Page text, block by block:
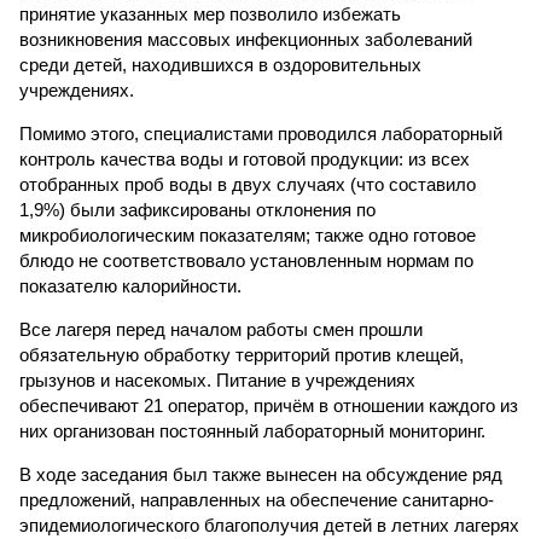
принятие указанных мер позволило избежать
возникновения массовых инфекционных заболеваний
среди детей, находившихся в оздоровительных
учреждениях.
Помимо этого, специалистами проводился лабораторный
контроль качества воды и готовой продукции: из всех
отобранных проб воды в двух случаях (что составило
1,9%) были зафиксированы отклонения по
микробиологическим показателям; также одно готовое
блюдо не соответствовало установленным нормам по
показателю калорийности.
Все лагеря перед началом работы смен прошли
обязательную обработку территорий против клещей,
грызунов и насекомых. Питание в учреждениях
обеспечивают 21 оператор, причём в отношении каждого из
них организован постоянный лабораторный мониторинг.
В ходе заседания был также вынесен на обсуждение ряд
предложений, направленных на обеспечение санитарно-
эпидемиологического благополучия детей в летних лагерях